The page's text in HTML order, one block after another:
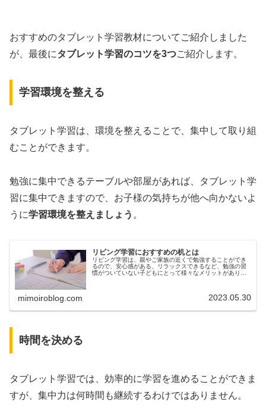
おすすめのタブレット学習教材についてご紹介しました
が、最後にタブレット学習のコツを3つご紹介します。
学習環境を整える
タブレット学習は、環境を整えることで、集中して取り組
むことができます。
勉強に集中できるテーブルや部屋があれば、タブレット学
習に集中できますので、お子様の気持ちが他へ向かないよ
うに学習環境を整えましょう 。
リビング学習におすすめの机とは
リビング学習は、親やご家族の近くで勉強することができ
るので、安心感がある、リラックスできるなど、勉強の習
慣がついていない子どもにとって様々なメリットがありま
mimoiroblog.com 2023.05.30
時間を決める
タブレット学習では、効率的に学習を進めることができま
すが、集中力は何時間も継続するわけではありません。